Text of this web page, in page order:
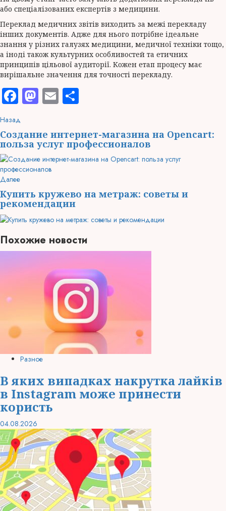
або спеціалізованих експертів з медицини.
Переклад медичних звітів виходить за межі перекладу
інших документів. Адже для нього потрібне ідеальне
знання у різних галузях медицини, медичної техніки тощо,
а іноді також культурних особливостей та етичних
принципів цільової аудиторії. Кожен етап процесу має
вирішальне значення для точності перекладу.
Facebook
Mastodon
Email
Продолжить
чтение
Назад
Создание интернет-магазина на Opencart:
польза услуг профессионалов
ДалееСледующая
Купить кружево на метраж: советы и
рекомендации
Похожие новости
Разное
В яких випадках накрутка лайків
в Instagram може принести
користь
04.08.2026